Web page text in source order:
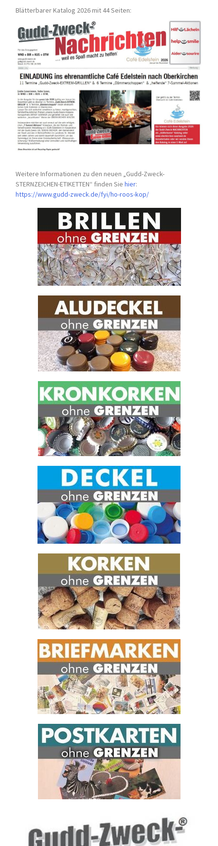
Blätterbarer Katalog 2026 mit 44 Seiten:
Weitere Informationen zu den neuen „Gudd-Zweck-
STERNZEICHEN-ETIKETTEN“ finden Siehier:
https://www.gudd-zweck.de/fyi/ho-roos-kop/